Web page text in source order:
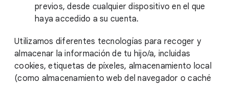
previos, desde cualquier dispositivo en el que
haya accedido a su cuenta.
Utilizamos diferentes tecnologías para recoger y
almacenar la información de tu hijo/a, incluidas
cookies, etiquetas de píxeles, almacenamiento local
(como almacenamiento web del navegador o caché